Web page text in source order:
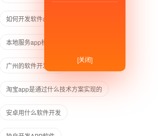
如何开发软件app
本地服务app模板
广州的软件开发公司
淘宝app是通过什么技术方案实现的
安卓用什么软件开发
[关闭]